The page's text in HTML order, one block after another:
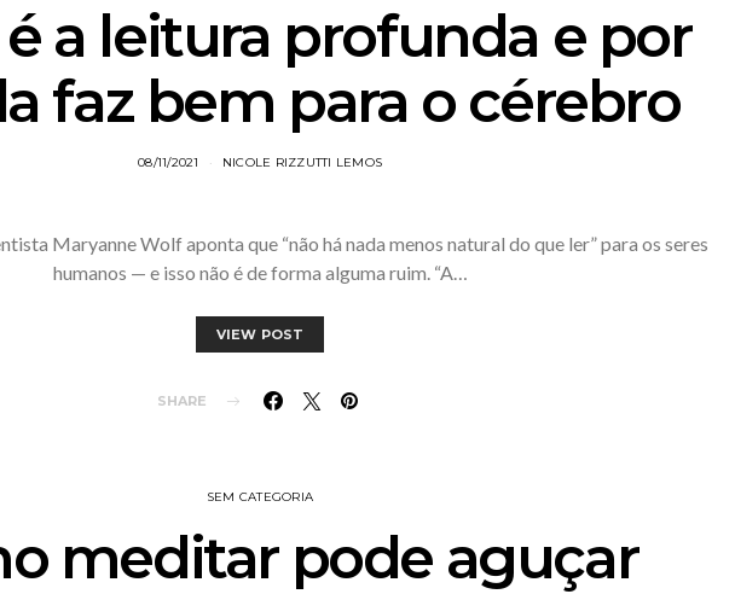
a leitura profunda e por
faz bem para o cérebro
08/11/2021 NICOLE RIZZUTTI LEMOS
Maryanne Wolf aponta que “não há nada menos natural do que ler” para os seres
humanos — e isso não é de forma alguma ruim. “A…
VIEW POST
SHARE
SEM CATEGORIA
meditar pode aguçar